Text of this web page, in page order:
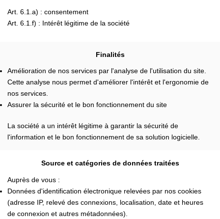
Art. 6.1.a) : consentement
Art. 6.1.f) : Intérêt légitime de la société
Finalités
Amélioration de nos services par l'analyse de l'utilisation du site.
Cette analyse nous permet d'améliorer l'intérêt et l'ergonomie de
nos services.
Assurer la sécurité et le bon fonctionnement du site
La société a un intérêt légitime à garantir la sécurité de
l'information et le bon fonctionnement de sa solution logicielle.
Source et catégories de données traitées
Auprès de vous :
Données d'identification électronique relevées par nos cookies
(adresse IP, relevé des connexions, localisation, date et heures
de connexion et autres métadonnées).